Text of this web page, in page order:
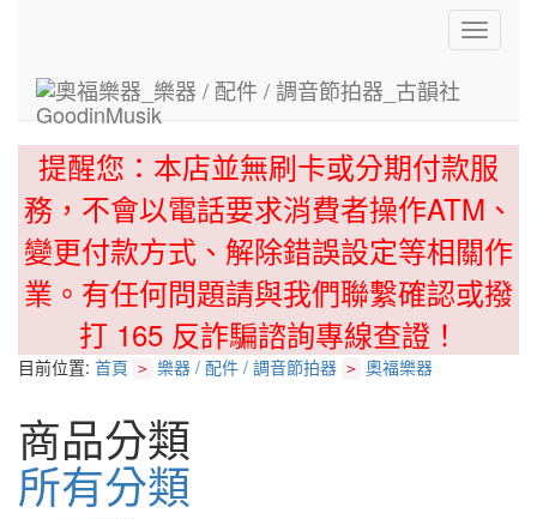
Toggle
提醒您：本店並無刷卡或分期付款服
務，不會以電話要求消費者操作ATM、
變更付款方式、解除錯誤設定等相關作
業。有任何問題請與我們聯繫確認或撥
打 165 反詐騙諮詢專線查證！
目前位置: 首頁 > 樂器 / 配件 / 調音節拍器 > 奧福樂器
商品分類
所有分類